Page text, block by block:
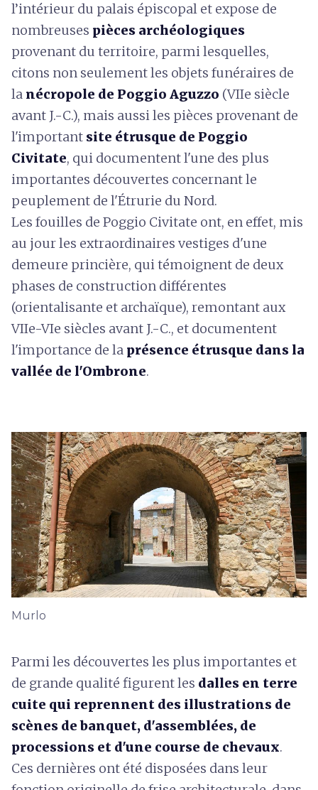
l’intérieur du palais épiscopal et expose de
nombreuses pièces archéologiques
provenant du territoire, parmi lesquelles,
citons non seulement les objets funéraires de
la nécropole de Poggio Aguzzo (VIIe siècle
avant J.-C.), mais aussi les pièces provenant de
l'important site étrusque de Poggio
Civitate, qui documentent l'une des plus
importantes découvertes concernant le
peuplement de l'Étrurie du Nord.
Les fouilles de Poggio Civitate ont, en effet, mis
au jour les extraordinaires vestiges d'une
demeure princière, qui témoignent de deux
phases de construction différentes
(orientalisante et archaïque), remontant aux
VIIe-VIe siècles avant J.-C., et documentent
l'importance de la présence étrusque dans la
vallée de l'Ombrone.
Murlo
Parmi les découvertes les plus importantes et
de grande qualité figurent les dalles en terre
cuite qui reprennent des illustrations de
scènes de banquet, d'assemblées, de
processions et d'une course de chevaux.
Ces dernières ont été disposées dans leur